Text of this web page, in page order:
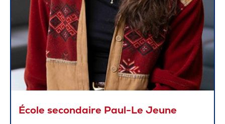
École secondaire Paul-Le Jeune